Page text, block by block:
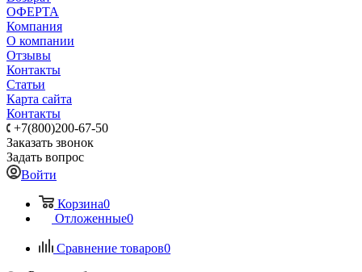
ОФЕРТА
Компания
О компании
Отзывы
Контакты
Статьи
Карта сайта
Контакты
+7(800)200-67-50
Заказать звонок
Задать вопрос
Войти
Корзина0
Отложенные0
Сравнение товаров0